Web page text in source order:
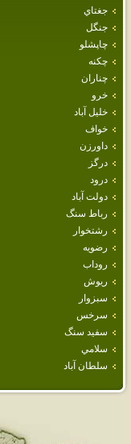
جغتاي
جنگل
چاپشلو
چکنه
چناران
خرو
خليل آباد
خواف
داورزن
درگز
درود
دولت آباد
رباط سنگ
رشتخوار
رضويه
روداب
ريوش
سبزوار
سرخس
سفيد سنگ
سلامي
سلطان آباد